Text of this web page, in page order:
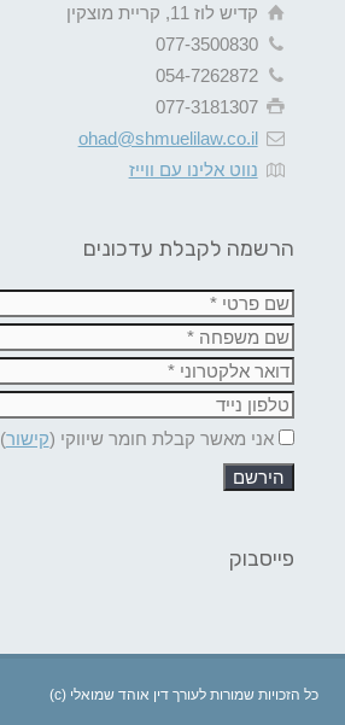
קדיש לוז 11, קריית מוצקין
077-3500830
054-7262872
077-3181307
ohad@shmuelilaw.co.il
נווט אלינו עם ווייז
הרשמה לקבלת עדכונים
אני מאשר קבלת חומר שיווקי (קישור)
פייסבוק
(c) כל הזכויות שמורות לעורך דין אוהד שמואלי